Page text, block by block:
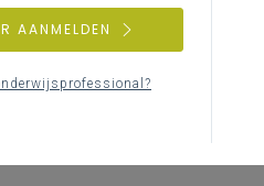
AANMELDEN